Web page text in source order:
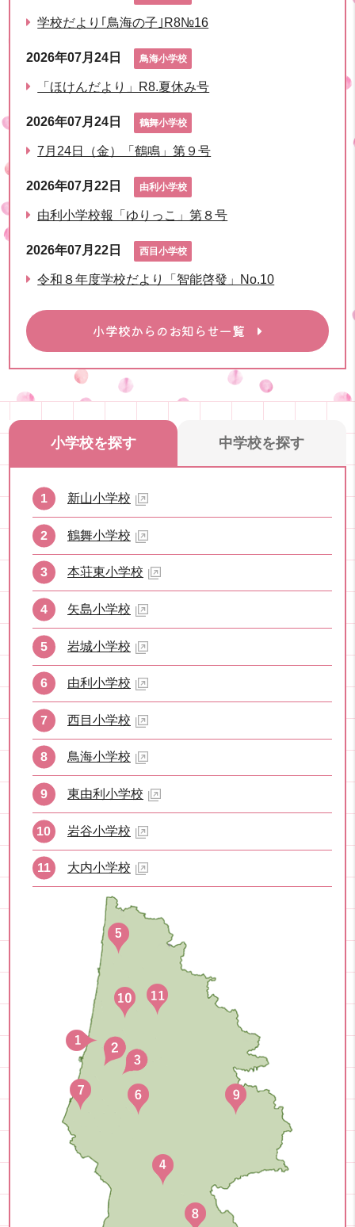
学校だより｢鳥海の子｣R8№16
2026年07月24日 鳥海小学校
「ほけんだより」R8.夏休み号
2026年07月24日 鶴舞小学校
7月24日（金）「鶴鳴」第９号
2026年07月22日 由利小学校
由利小学校報「ゆりっこ」第８号
2026年07月22日 西目小学校
令和８年度学校だより「智能啓發」No.10
小学校からのお知らせ一覧
小学校を探す 中学校を探す
新山小学校
鶴舞小学校
本荘東小学校
矢島小学校
岩城小学校
由利小学校
西目小学校
鳥海小学校
東由利小学校
岩谷小学校
大内小学校